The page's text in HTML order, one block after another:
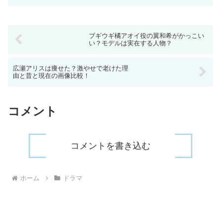
ブギウギ橘アオイ役の翼和希がかっこい
い？モデルは実在する人物？
広瀬アリスは痩せた？激やせで老けた理
由と昔と現在の画像比較！
コメント
コメントを書き込む
ホーム ドラマ